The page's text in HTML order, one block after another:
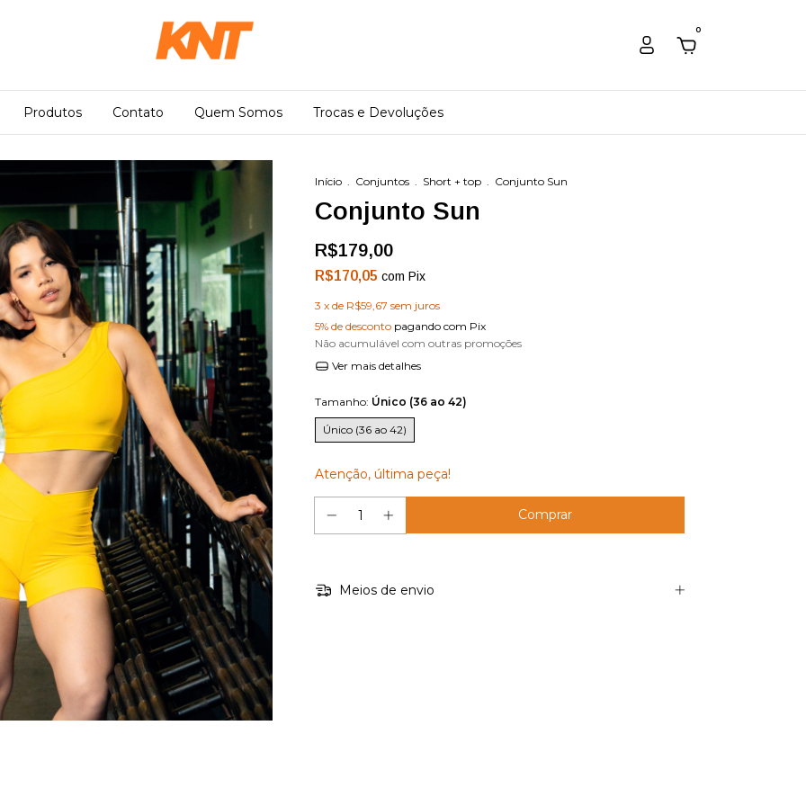
0
Produtos Contato Quem Somos Trocas e Devoluções
Início . Conjuntos . Short + top . Conjunto Sun
Conjunto Sun
R$179,00
R$170,05 com Pix
3 x de R$59,67 sem juros
5% de desconto pagando com Pix
Não acumulável com outras promoções
Ver mais detalhes
Tamanho: Único (36 ao 42)
Único (36 ao 42)
Atenção, última peça!
Meios de envio